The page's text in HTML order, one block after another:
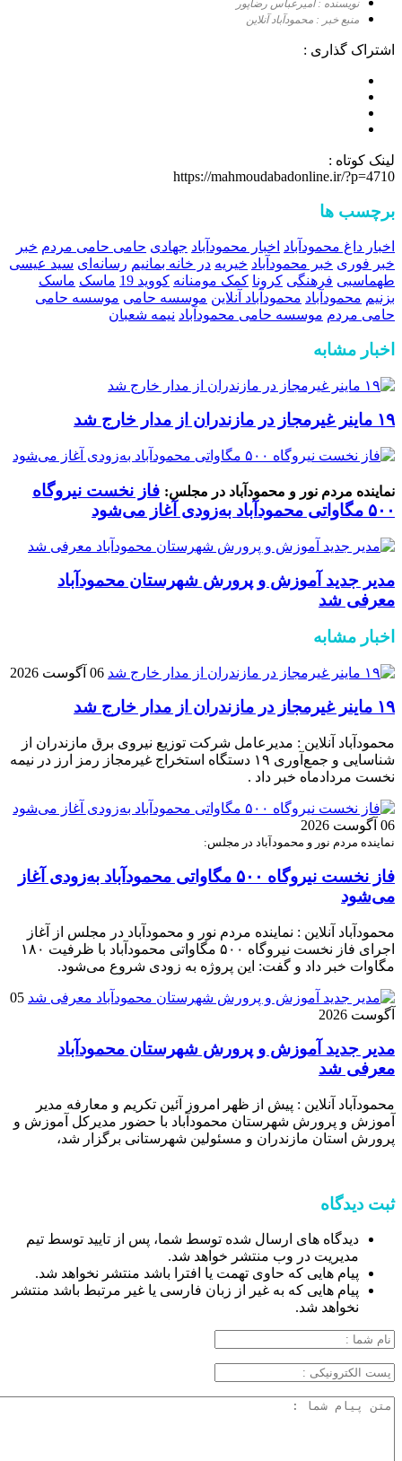
نویسنده : امیرعباس رضاپور
منبع خبر : محمودآباد آنلاین
اشتراک گذاری :
لینک کوتاه :
https://mahmoudabadonline.ir/?p=4710
برچسب ها
اخبار داغ محمودآباد اخبار محمودآباد جهادی حامی حامی مردم خبر
خبر فوری خبر محمودآباد خیریه در خانه بمانیم رسانه‌ای سید عیسی
طهماسبی فرهنگی کرونا کمک مومنانه کووید 19 ماسک ماسک
بزنیم محمودآباد محمودآباد آنلاین موسسه حامی موسسه حامی
حامی مردم موسسه حامی محمودآباد نیمه شعبان
اخبار مشابه
۱۹ ماینر غیرمجاز در مازندران از مدار خارج شد
نماینده مردم نور و محمودآباد در مجلس: فاز نخست نیروگاه
۵۰۰ مگاواتی محمودآباد به‌زودی آغاز می‌شود
مدیر جدید آموزش و پرورش شهرستان محمودآباد
معرفی شد
اخبار مشابه
06 آگوست 2026
۱۹ ماینر غیرمجاز در مازندران از مدار خارج شد
محمودآباد آنلاین : مدیرعامل شرکت توزیع نیروی برق مازندران از
شناسایی و جمع‌آوری ۱۹ دستگاه استخراج غیرمجاز رمز ارز در نیمه
نخست مردادماه خبر داد .
06 آگوست 2026
نماینده مردم نور و محمودآباد در مجلس:
فاز نخست نیروگاه ۵۰۰ مگاواتی محمودآباد به‌زودی آغاز
می‌شود
محمودآباد آنلاین : نماینده مردم نور و محمودآباد در مجلس از آغاز
اجرای فاز نخست نیروگاه ۵۰۰ مگاواتی محمودآباد با ظرفیت ۱۸۰
مگاوات خبر داد و گفت: این پروژه به زودی شروع می‌شود.
05
آگوست 2026
مدیر جدید آموزش و پرورش شهرستان محمودآباد
معرفی شد
محمودآباد آنلاین : پیش از ظهر امروز آئین تکریم و معارفه مدیر
آموزش و پرورش شهرستان محمودآباد با حضور مدیرکل آموزش و
پرورش استان مازندران و مسئولین شهرستانی برگزار شد،
ثبت دیدگاه
دیدگاه های ارسال شده توسط شما، پس از تایید توسط تیم
مدیریت در وب منتشر خواهد شد.
پیام هایی که حاوی تهمت یا افترا باشد منتشر نخواهد شد.
پیام هایی که به غیر از زبان فارسی یا غیر مرتبط باشد منتشر
نخواهد شد.